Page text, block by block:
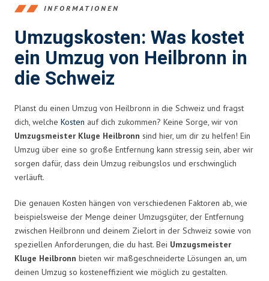
INFORMATIONEN
Umzugskosten: Was kostet
ein Umzug von Heilbronn in
die Schweiz
Planst du einen Umzug von Heilbronn in die Schweiz und fragst
dich, welche Kosten auf dich zukommen? Keine Sorge, wir von
Umzugsmeister Kluge Heilbronn sind hier, um dir zu helfen! Ein
Umzug über eine so große Entfernung kann stressig sein, aber wir
sorgen dafür, dass dein Umzug reibungslos und erschwinglich
verläuft.
Die genauen Kosten hängen von verschiedenen Faktoren ab, wie
beispielsweise der Menge deiner Umzugsgüter, der Entfernung
zwischen Heilbronn und deinem Zielort in der Schweiz sowie von
speziellen Anforderungen, die du hast. Bei Umzugsmeister
Kluge Heilbronn bieten wir maßgeschneiderte Lösungen an, um
deinen Umzug so kosteneffizient wie möglich zu gestalten.